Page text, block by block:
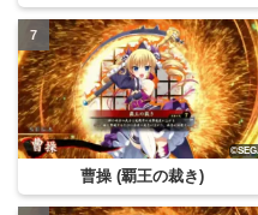
曹操 (覇王の裁き)